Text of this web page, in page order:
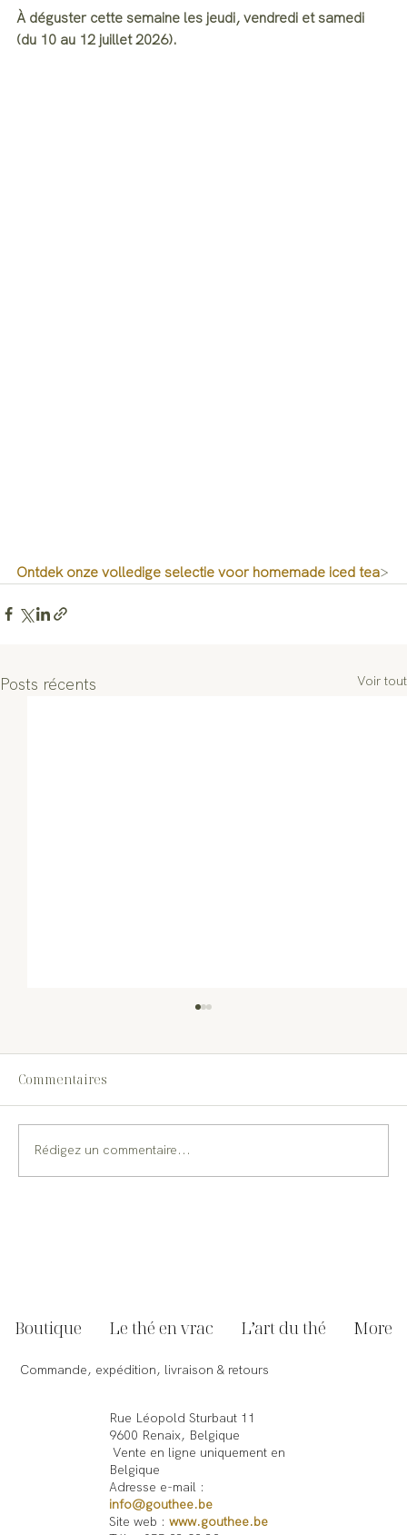
À déguster cette semaine les jeudi, vendredi et samedi
(du 10 au 12 juillet 2026).
Ontdek onze volledige selectie voor homemade iced tea>
Posts récents Voir tout
Commentaires
Rédigez un commentaire...
Boutique Le thé en vrac L’art du thé More
Commande, expédition, livraison & retours
Rue Léopold Sturbaut 11
9600 Renaix, Belgique
Vente en ligne uniquement en
Belgique
Adresse e-mail :
info@gouthee.be
Site web : www.gouthee.be